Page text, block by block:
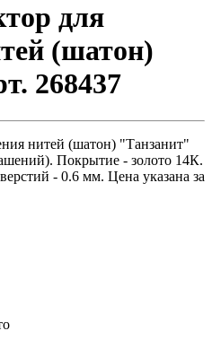
для
(шатон)
268437
нитей (шатон) "Танзанит"
Покрытие - золото 14К.
- 0.6 мм. Цена указана за